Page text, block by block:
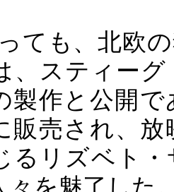
ても、北欧
、スティー
製作と公開
販売され、
るリズベト
々を魅了した